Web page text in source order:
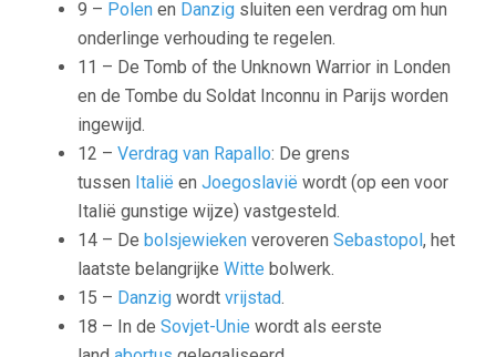
9 – Polen en Danzig sluiten een verdrag om hun
onderlinge verhouding te regelen.
11 – De Tomb of the Unknown Warrior in Londen
en de Tombe du Soldat Inconnu in Parijs worden
ingewijd.
12 – Verdrag van Rapallo: De grens
tussen Italië en Joegoslavië wordt (op een voor
Italië gunstige wijze) vastgesteld.
14 – De bolsjewieken veroveren Sebastopol, het
laatste belangrijke Witte bolwerk.
15 – Danzig wordt vrijstad.
18 – In de Sovjet-Unie wordt als eerste